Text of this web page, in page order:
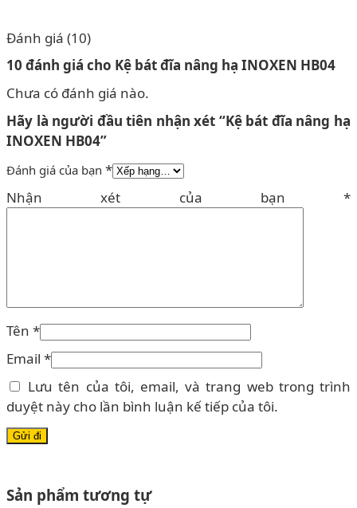
Đánh giá (10)
10 đánh giá cho Kệ bát đĩa nâng hạ INOXEN HB04
Chưa có đánh giá nào.
Hãy là người đầu tiên nhận xét “Kệ bát đĩa nâng hạ
INOXEN HB04”
Đánh giá của bạn *
Nhận xét của bạn *
Tên *
Email *
Lưu tên của tôi, email, và trang web trong trình
duyệt này cho lần bình luận kế tiếp của tôi.
Sản phẩm tương tự